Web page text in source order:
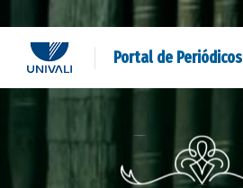
Portal de Periódicos